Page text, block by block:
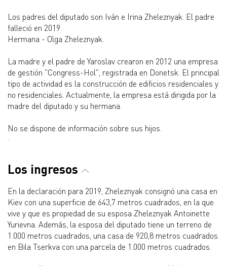
Los padres del diputado son Iván e Irina Zheleznyak. El padre
falleció en 2019.
Hermana - Olga Zheleznyak.
La madre y el padre de Yaroslav crearon en 2012 una empresa
de gestión "Congress-Hol", registrada en Donetsk. El principal
tipo de actividad es la construcción de edificios residenciales y
no residenciales. Actualmente, la empresa está dirigida por la
madre del diputado y su hermana.
No se dispone de información sobre sus hijos.
Los ingresos
En la declaración para 2019, Zheleznyak consignó una casa en
Kiev con una superficie de 643,7 metros cuadrados, en la que
vive y que es propiedad de su esposa Zheleznyak Antoinette
Yurievna. Además, la esposa del diputado tiene un terreno de
1.000 metros cuadrados, una casa de 920,8 metros cuadrados
en Bila Tserkva con una parcela de 1.000 metros cuadrados.